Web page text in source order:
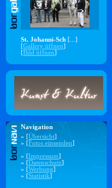
St. Johanni-Sch [...]
[Gallery öffnen]
[Bild öffnen]
Navigation
» [Übersicht]
» [Fotos einsenden]
» [Impressum]
» [Datenschutz]
» [Werbung]
» [Statistik]